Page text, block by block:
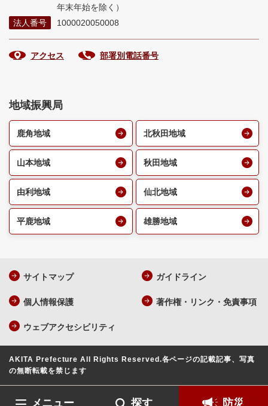
メニュー 探す 防災
年末年始を除く）
法人番号
1000020050008
アクセス 部署別電話番号
地域振興局
鹿角地域 北秋田地域
山本地域 秋田地域
由利地域 仙北地域
平鹿地域 雄勝地域
サイトマップ ガイドライン
個人情報保護 著作権・リンク・免責事項
ウェブアクセシビリティ
AKITA Prefecture All Rights Reserved.各ページの記載記事、写真
の無断転載を禁じます